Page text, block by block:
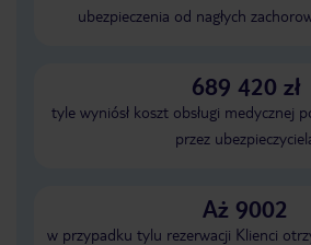
ubezpieczenia od nagłych
689 420 zł
tyle wyniósł koszt obsługi medycznej
przez
Aż 9002
w przypadku tylu rezerwacji Klienci